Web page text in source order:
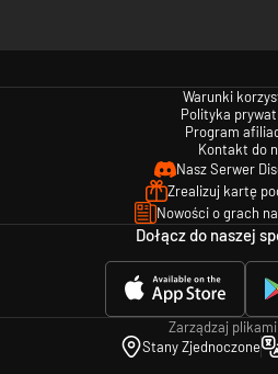
Warunki
Polityka
Program
Kontakt do
Nasz Serwer
Zrealizuj kartę
Nowości o grach
Dołącz do naszej
Zarządzaj
Stany Zjednoczone